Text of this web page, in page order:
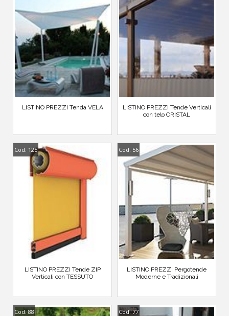
LISTINO PREZZI Tenda VELA
LISTINO PREZZI Tende Verticali
con telo CRISTAL
Cod. 125
LISTINO PREZZI Tende ZIP
Verticali con TESSUTO
Cod. 56
LISTINO PREZZI Pergotende
Moderne e Tradizionali
Cod. 88 Cod. 77